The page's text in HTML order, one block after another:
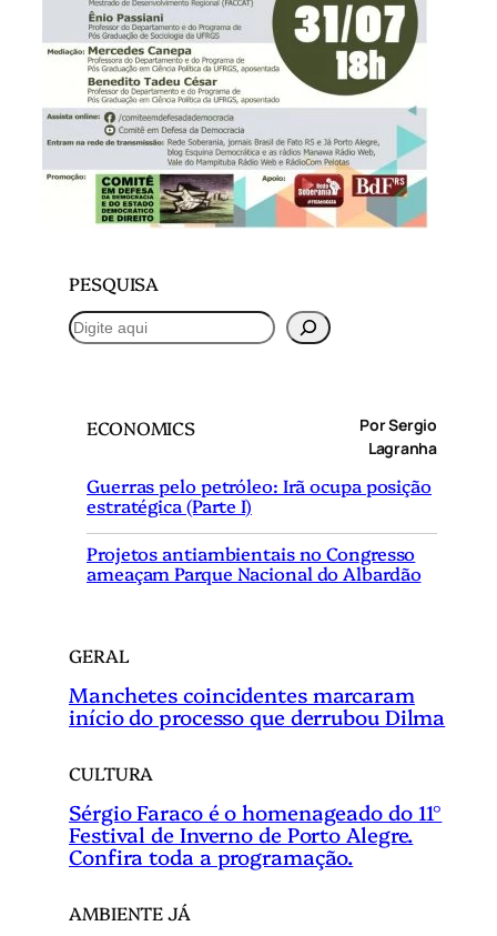
PESQUISA
P
e
ECONOMICS
Por Sergio
Lagranha
Guerras pelo petróleo: Irã ocupa posição
estratégica (Parte I)
Projetos antiambientais no Congresso
ameaçam Parque Nacional do Albardão
GERAL
Manchetes coincidentes marcaram
início do processo que derrubou Dilma
CULTURA
Sérgio Faraco é o homenageado do 11°
Festival de Inverno de Porto Alegre.
Confira toda a programação.
AMBIENTE JÁ